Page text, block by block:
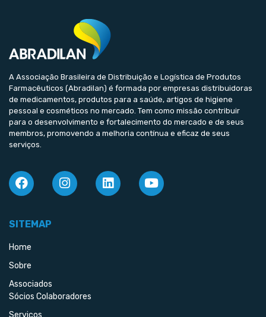
A Associação Brasileira de Distribuição e Logística de Produtos
Farmacêuticos (Abradilan) é formada por empresas distribuidoras
de medicamentos, produtos para a saúde, artigos de higiene
pessoal e cosméticos no mercado. Tem como missão contribuir
para o desenvolvimento e fortalecimento do mercado e de seus
membros, promovendo a melhoria contínua e eficaz de seus
serviços.
SITEMAP
Home
Sobre
Associados
Sócios Colaboradores
Serviços